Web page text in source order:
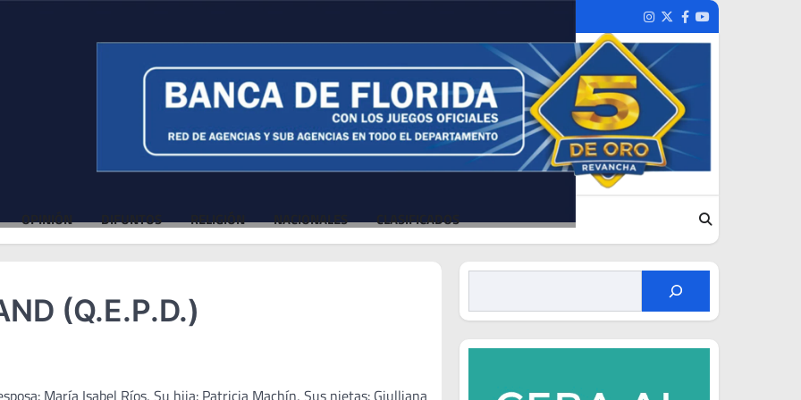
Instagram
TwitterFacebook
Youtube
OPINIÓN DIFUNTOS RELIGIÓN NACIONALES CLASIFICADOS
(Q.E.P.D.)
María Isabel Ríos, Su hija: Patricia Machín, Sus nietas: Giulliana